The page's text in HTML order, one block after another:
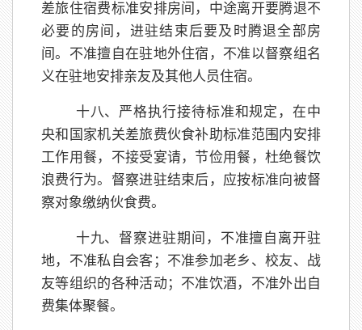
差旅住宿费标准安排房间，中途离开要腾退不
必要的房间，进驻结束后要及时腾退全部房
间。不准擅自在驻地外住宿，不准以督察组名
义在驻地安排亲友及其他人员住宿。
十八、严格执行接待标准和规定，在中
央和国家机关差旅费伙食补助标准范围内安排
工作用餐，不接受宴请，节俭用餐，杜绝餐饮
浪费行为。督察进驻结束后，应按标准向被督
察对象缴纳伙食费。
十九、督察进驻期间，不准擅自离开驻
地，不准私自会客；不准参加老乡、校友、战
友等组织的各种活动；不准饮酒，不准外出自
费集体聚餐。